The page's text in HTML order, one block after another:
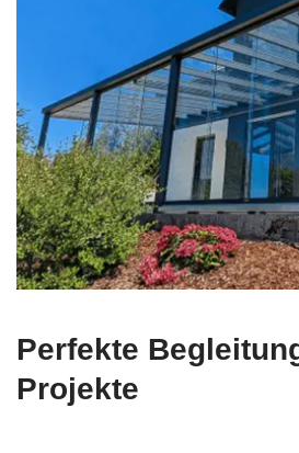
Perfekte
Projekte